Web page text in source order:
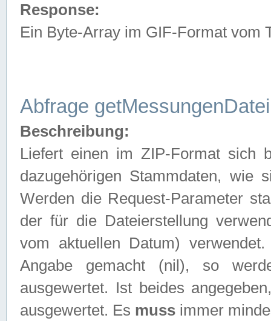
Response:
Ein Byte-Array im GIF-Format vom
Abfrage getMessungenDatei
Beschreibung:
Liefert einen im ZIP-Format sich
dazugehörigen Stammdaten, wie
Werden die Request-Parameter
der für die Dateierstellung
vom aktuellen Datum)
Angabe gemacht (nil), so
ausgewertet. Ist beides
ausgewertet. Es muss immer